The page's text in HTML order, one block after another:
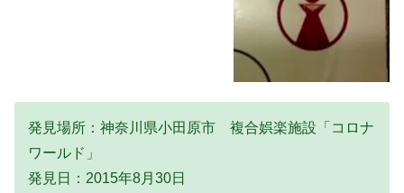
発見場所：神奈川県小田原市 複合娯楽施設「コロナ
ワールド」
発見日：2015年8月30日